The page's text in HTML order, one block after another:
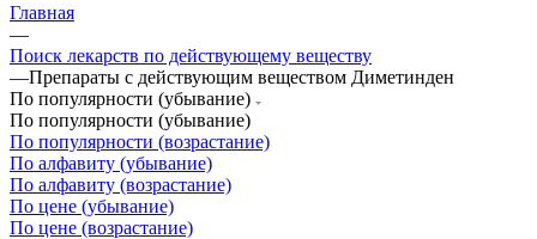
Главная
—
Поиск лекарств по действующему веществу
—Препараты с действующим веществом Диметинден
По популярности (убывание)
По популярности (убывание)
По популярности (возрастание)
По алфавиту (убывание)
По алфавиту (возрастание)
По цене (убывание)
По цене (возрастание)